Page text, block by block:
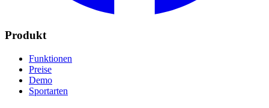
Produkt
Funktionen
Preise
Demo
Sportarten